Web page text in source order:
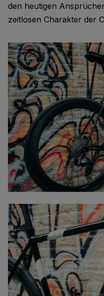
den heutigen
zeitlosen Charakter der